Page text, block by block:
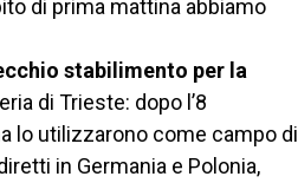
di prima mattina abbiamo
stabilimento per la
di Trieste: dopo l’8
lo utilizzarono come campo di
in Germania e Polonia,